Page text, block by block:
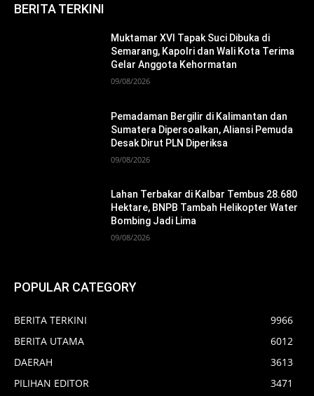
BERITA TERKINI
Muktamar XVI Tapak Suci Dibuka di
Semarang, Kapolri dan Wali Kota Terima
Gelar Anggota Kehormatan
09/08/2026
Pemadaman Bergilir di Kalimantan dan
Sumatera Dipersoalkan, Aliansi Pemuda
Desak Dirut PLN Diperiksa
09/08/2026
Lahan Terbakar di Kalbar Tembus 28.680
Hektare, BNPB Tambah Helikopter Water
Bombing Jadi Lima
09/08/2026
POPULAR CATEGORY
BERITA TERKINI
9966
BERITA UTAMA
6012
DAERAH
3613
PILIHAN EDITOR
3471